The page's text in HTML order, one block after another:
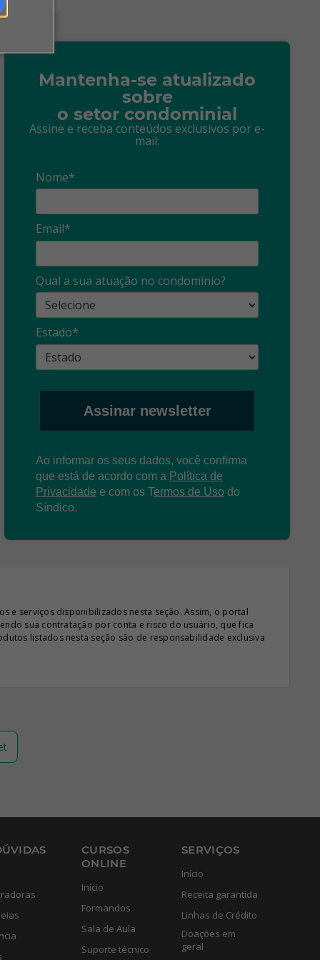
Mantenha-se atualizado
sobre
o setor condominial
Assine e receba conteúdos exclusivos por e-
mail:
Nome*
Email*
Qual a sua atuação no condomínio?
Estado*
Assinar newsletter
Ao informar os seus dados, você confirma
que está de acordo com a Política de
Privacidade e com os Termos de Uso do
Síndico.
e serviços disponibilizados nesta seção. Assim, o portal
sua contratação por conta e risco do usuário, que fica
listados nesta seção são de responsabilidade exclusiva
CURSOS
ONLINE
Início
Formandos
Sala de Aula
Suporte técnico
SERVIÇOS
Início
Receita garantida
Linhas de Crédito
Doações em
geral